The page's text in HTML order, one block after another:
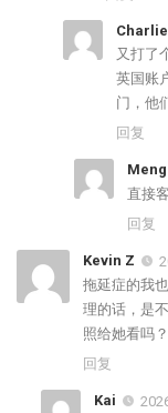
Charlie
又打了
英国账
门，他
回复
Meng
直接
回复
Kevin Z
拖延症的我
理的话，是
照给她看吗
回复
Kai